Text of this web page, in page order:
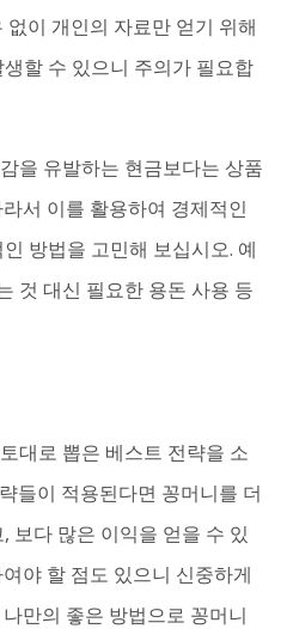
이 개인의 자료만 얻기 위해
할 수 있으니 주의가 필요합
을 유발하는 현금보다는 상품
서 이를 활용하여 경제적인
방법을 고민해 보십시오. 예
것 대신 필요한 용돈 사용 등
대로 뽑은 베스트 전략을 소
들이 적용된다면 꽁머니를 더
보다 많은 이익을 얻을 수 있
야 할 점도 있으니 신중하게
만의 좋은 방법으로 꽁머니